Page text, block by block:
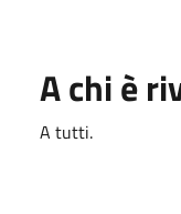
A chi è
A tutti.